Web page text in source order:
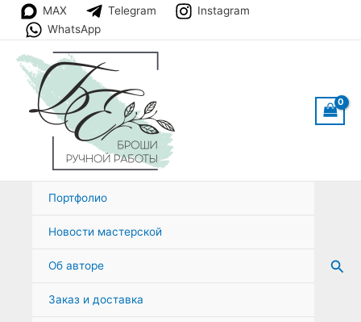
Перейти
содержимому
MAX Telegram
Instagram
WhatsApp
Портфолио
Новости мастерской
Об авторе
Заказ и доставка